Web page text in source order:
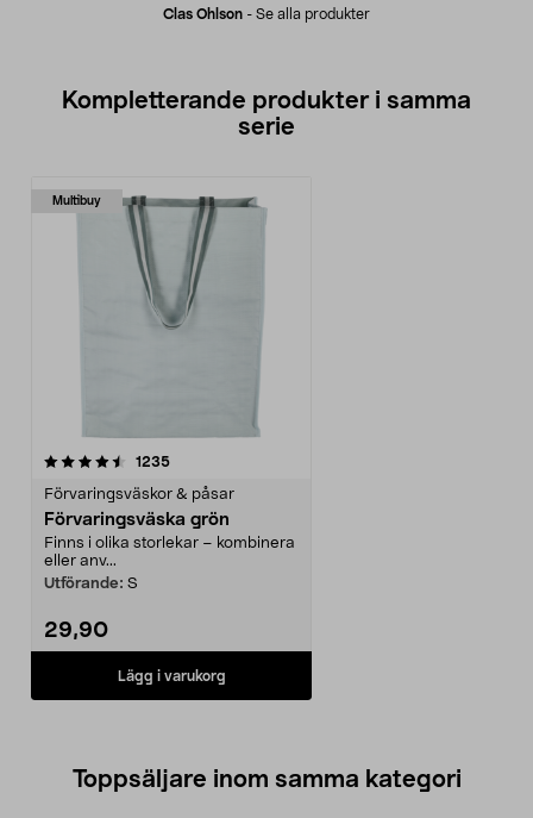
Clas Ohlson - Se alla produkter
Kompletterande produkter i samma
serie
Multibuy
1235recensioner
Förvaringsväskor & påsar
Förvaringsväska grön
Finns i olika storlekar – kombinera
eller anv...
Utförande: S
29,90
Lägg i varukorg
Toppsäljare inom samma kategori